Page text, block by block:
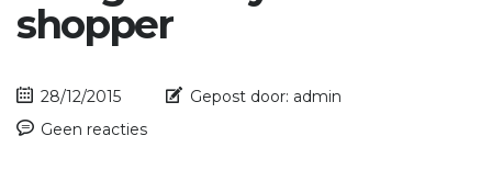
shopper
28/12/2015 Gepost door: admin
Geen reacties